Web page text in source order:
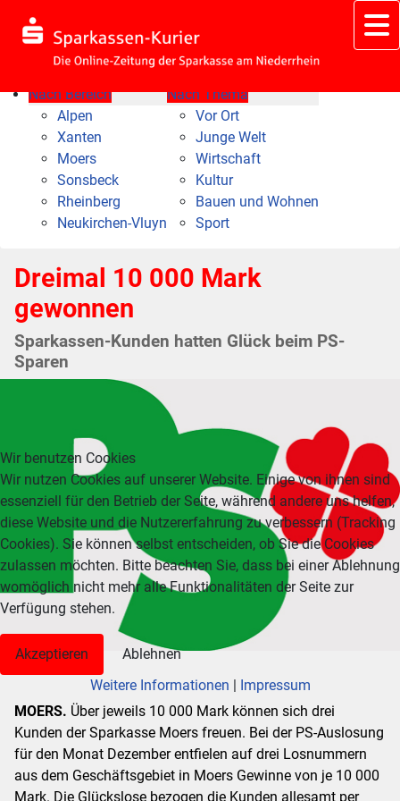
Nach Bereich
Alpen
Xanten
Moers
Sonsbeck
Rheinberg
Neukirchen-Vluyn
Nach Thema
Vor Ort
Junge Welt
Wirtschaft
Kultur
Bauen und Wohnen
Sport
Dreimal 10 000 Mark
gewonnen
Sparkassen-Kunden hatten Glück beim PS-
Sparen
MOERS. Über jeweils 10 000 Mark können sich drei
Kunden der Sparkasse Moers freuen. Bei der PS-Auslosung
für den Monat Dezember entfielen auf drei Losnummern
aus dem Geschäftsgebiet in Moers Gewinne von je 10 000
Mark. Die Glückslose bezogen die Kunden allesamt per
Wir benutzen Cookies
Wir nutzen Cookies auf unserer Website. Einige von ihnen sind
essenziell für den Betrieb der Seite, während andere uns helfen,
diese Website und die Nutzererfahrung zu verbessern (Tracking
Cookies). Sie können selbst entscheiden, ob Sie die Cookies
zulassen möchten. Bitte beachten Sie, dass bei einer Ablehnung
womöglich nicht mehr alle Funktionalitäten der Seite zur
Verfügung stehen.
Akzeptieren
Ablehnen
Weitere Informationen | Impressum